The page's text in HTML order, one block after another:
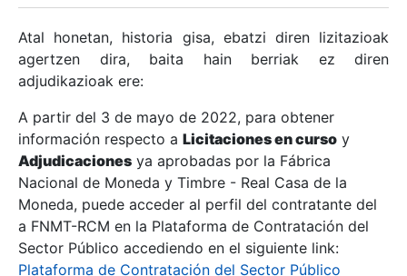
Erakutsi/Ezkutatu
Erakutsi/Ezkutatu
Erakutsi/Ezkutatu
Erakutsi/Ezkutatu
Atal honetan, historia gisa, ebatzi diren lizitazioak
agertzen dira, baita hain berriak ez diren
adjudikazioak ere:
A partir del 3 de mayo de 2022, para obtener
información respecto a Licitaciones en curso y
Adjudicaciones ya aprobadas por la Fábrica
Nacional de Moneda y Timbre - Real Casa de la
Moneda, puede acceder al perfil del contratante del
a FNMT-RCM en la Plataforma de Contratación del
Sector Público accediendo en el siguiente link:
Plataforma de Contratación del Sector Público